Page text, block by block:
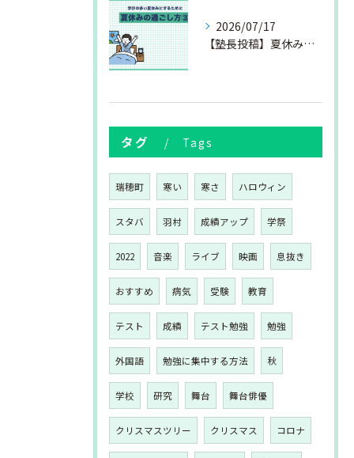
2026/07/17
【塾長投稿】夏休みの過ごし方③
タグ Tags
瑞穂町 寒い 寒さ ハロウィン
スタバ 羽村 成績アップ 学祭
2022 音楽 ライブ 映画 息抜き
おすすめ 病気 受験 教育
テスト 成績 テスト勉強 勉強
外国語 勉強に集中する方法 秋
学校 研究 舞台 舞台俳優
クリスマスツリー クリスマス コロナ